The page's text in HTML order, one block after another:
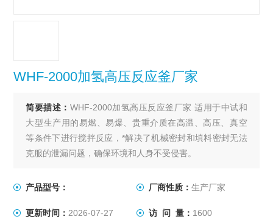
WHF-2000加氢高压反应釜厂家
简要描述： WHF-2000加氢高压反应釜厂家 适用于中试和
大型生产用的易燃、易爆、贵重介质在高温、高压、真空
等条件下进行搅拌反应，*解决了机械密封和填料密封无法
克服的泄漏问题，确保环境和人身不受侵害。
产品型号： 厂商性质： 生产厂家
更新时间： 2026-07-27 访 问 量： 1600